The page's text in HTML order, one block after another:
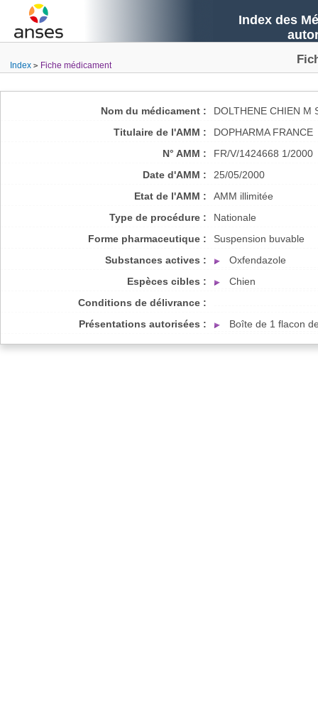
Index des
Index Fiche médicament
Nom du médicament :
DOLTHENE CHIEN M
Titulaire de l'AMM :
DOPHARMA FRANCE
N° AMM :
FR/V/1424668 1/2000
Date d'AMM :
25/05/2000
Etat de l'AMM :
AMM illimitée
Type de procédure :
Nationale
Forme pharmaceutique :
Suspension buvable
Substances actives :
Oxfendazole
Espèces cibles :
Chien
Conditions de délivrance :
Présentations autorisées :
Boîte de 1 flacon